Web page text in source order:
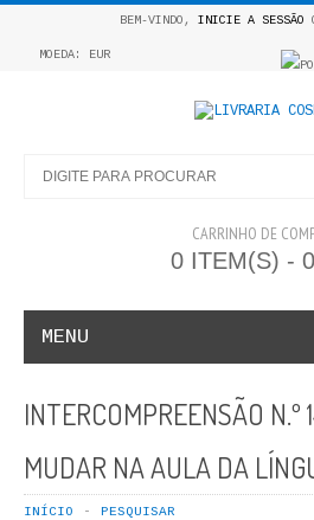
BEM-VINDO, INICIE A SESSÃO
MOEDA: EUR
CARRINHO DE
0 ITEM(S) -
MENU
COLEÇÃO APRENDE A COLORIR
INTERCOMPREENSÃO N.º
MUDAR NA AULA DA
INÍCIO
PESQUISAR